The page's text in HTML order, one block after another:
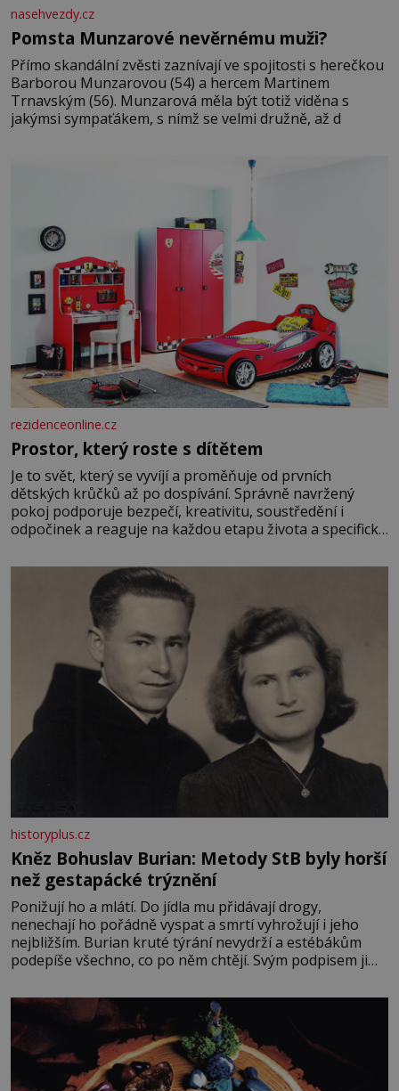
nasehvezdy.cz
Pomsta Munzarové nevěrnému muži?
Přímo skandální zvěsti zaznívají ve spojitosti s herečkou
Barborou Munzarovou (54) a hercem Martinem
Trnavským (56). Munzarová měla být totiž viděna s
jakýmsi sympaťákem, s nímž se velmi družně, až d
rezidenceonline.cz
Prostor, který roste s dítětem
Je to svět, který se vyvíjí a proměňuje od prvních
dětských krůčků až po dospívání. Správně navržený
pokoj podporuje bezpečí, kreativitu, soustředění i
odpočinek a reaguje na každou etapu života a specifické
měkkost a bezpečí, proto by pokoj miminka měl působit
především klidně a útulně. Předškolní věk je
historyplus.cz
Kněz Bohuslav Burian: Metody StB byly horší
než gestapácké trýznění
Ponižují ho a mlátí. Do jídla mu přidávají drogy,
nenechají ho pořádně vyspat a smrtí vyhrožují i jeho
nejbližším. Burian kruté týrání nevydrží a estébákům
podepíše všechno, co po něm chtějí. Svým podpisem jim
fyzický ani psychický nátlak. Syn brněnského řezníka
chce být knězem a